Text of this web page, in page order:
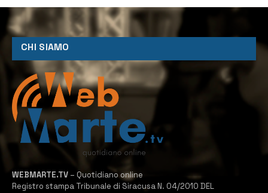
CHI SIAMO
WEBMARTE.TV – Quotidiano online
Registro stampa Tribunale di Siracusa N. 04/2010 DEL